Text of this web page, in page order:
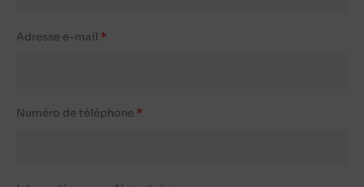
Adresse e-mail
Numéro de téléphone